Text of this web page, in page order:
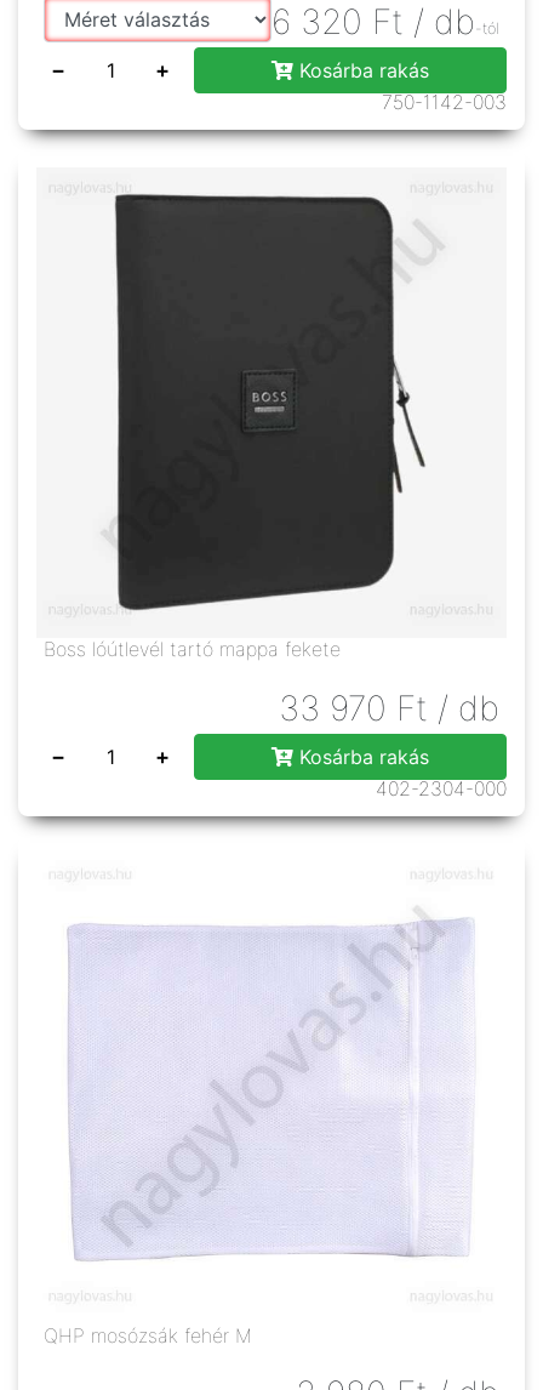
6 320 Ft / db -tól
− +
Kosárba rakás
750-1142-003
Boss lóútlevél tartó mappa fekete
33 970 Ft / db
− +
Kosárba rakás
402-2304-000
QHP mosózsák fehér M